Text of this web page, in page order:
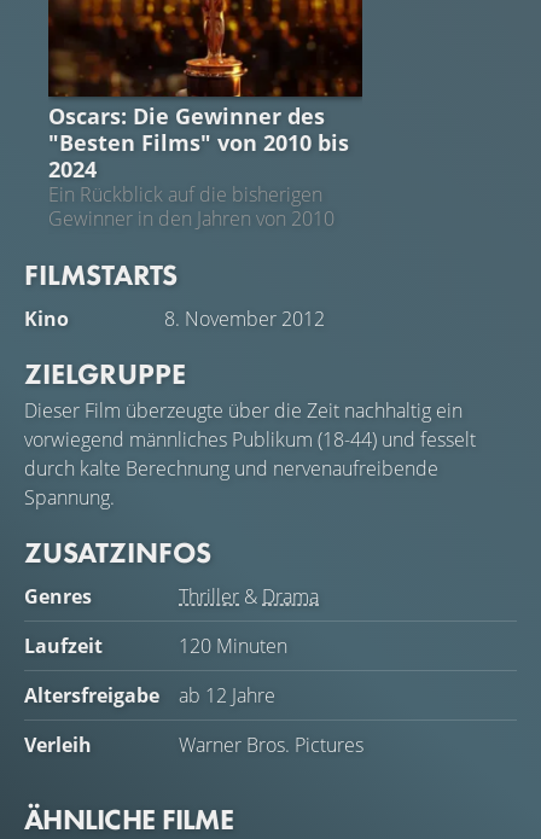
OSCARS
Oscars: Die Gewinner des
"Besten Films" von 2010 bis
2024
Ein Rückblick auf die bisherigen
Gewinner in den Jahren von 2010
FILMSTARTS
Kino 8. November 2012
ZIELGRUPPE
Dieser Film überzeugte über die Zeit nachhaltig ein
vorwiegend männliches Publikum (18-44) und fesselt
durch kalte Berechnung und nervenaufreibende
Spannung.
ZUSATZINFOS
Genres Thriller & Drama
Laufzeit
120 Minuten
Altersfreigabe
ab 12 Jahre
Verleih
Warner Bros. Pictures
ÄHNLICHE FILME